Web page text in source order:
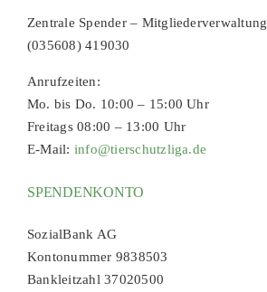
Zentrale Spender – Mitgliederverwaltung
(035608) 419030
Anrufzeiten:
Mo. bis Do. 10:00 – 15:00 Uhr
Freitags 08:00 – 13:00 Uhr
E-Mail: info@tierschutzliga.de
SPENDENKONTO
SozialBank AG
Kontonummer 9838503
Bankleitzahl 37020500